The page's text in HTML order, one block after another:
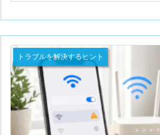
トラブルを解決するヒント